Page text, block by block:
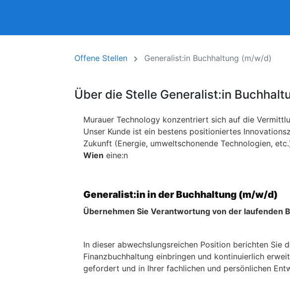
Offene Stellen Generalist:in Buchhaltung (m/w/d)
Über die Stelle Generalist:in
Murauer Technology konzentriert sich auf die
Unser Kunde ist ein bestens positioniertes
Zukunft (Energie, umweltschonende Technologien,
Wien eine:n
Generalist:in in der Buchhaltung (m/w/d)
Übernehmen Sie Verantwortung von der laufenden
In dieser abwechslungsreichen Position berichten Sie
Finanzbuchhaltung einbringen und kontinuierlich
gefordert und in Ihrer fachlichen und persönlichen